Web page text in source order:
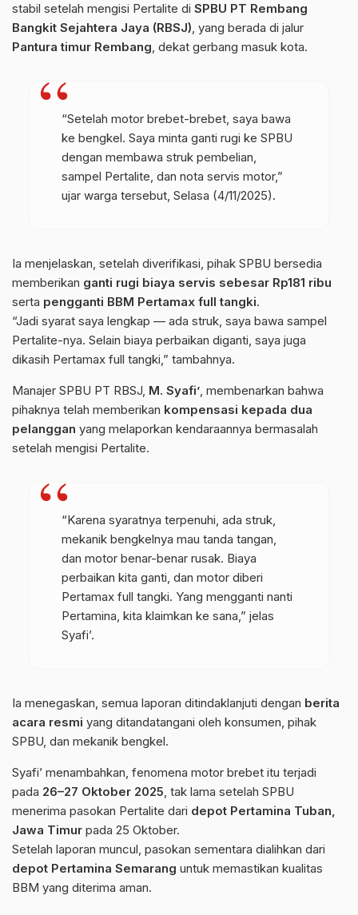
stabil setelah mengisi Pertalite di SPBU PT Rembang
Bangkit Sejahtera Jaya (RBSJ), yang berada di jalur
Pantura timur Rembang, dekat gerbang masuk kota.
“Setelah motor brebet-brebet, saya bawa
ke bengkel. Saya minta ganti rugi ke SPBU
dengan membawa struk pembelian,
sampel Pertalite, dan nota servis motor,”
ujar warga tersebut, Selasa (4/11/2025).
Ia menjelaskan, setelah diverifikasi, pihak SPBU bersedia
memberikan ganti rugi biaya servis sebesar Rp181 ribu
serta pengganti BBM Pertamax full tangki.
“Jadi syarat saya lengkap — ada struk, saya bawa sampel
Pertalite-nya. Selain biaya perbaikan diganti, saya juga
dikasih Pertamax full tangki,” tambahnya.
Manajer SPBU PT RBSJ, M. Syafi’, membenarkan bahwa
pihaknya telah memberikan kompensasi kepada dua
pelanggan yang melaporkan kendaraannya bermasalah
setelah mengisi Pertalite.
“Karena syaratnya terpenuhi, ada struk,
mekanik bengkelnya mau tanda tangan,
dan motor benar-benar rusak. Biaya
perbaikan kita ganti, dan motor diberi
Pertamax full tangki. Yang mengganti nanti
Pertamina, kita klaimkan ke sana,” jelas
Syafi’.
Ia menegaskan, semua laporan ditindaklanjuti dengan berita
acara resmi yang ditandatangani oleh konsumen, pihak
SPBU, dan mekanik bengkel.
Syafi’ menambahkan, fenomena motor brebet itu terjadi
pada 26–27 Oktober 2025, tak lama setelah SPBU
menerima pasokan Pertalite dari depot Pertamina Tuban,
Jawa Timur pada 25 Oktober.
Setelah laporan muncul, pasokan sementara dialihkan dari
depot Pertamina Semarang untuk memastikan kualitas
BBM yang diterima aman.